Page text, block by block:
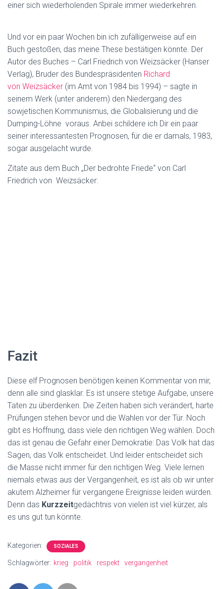
einer sich wiederholenden Spirale immer wiederkehren.
Und vor ein paar Wochen bin ich zufälligerweise auf ein
Buch gestoßen, das meine These bestätigen könnte. Der
Autor des Buches – Carl Friedrich von Weizsäcker (Hanser
Verlag), Bruder des Bundespräsidenten Richard
von Weizsäcker (im Amt von 1984 bis 1994) – sagte in
seinem Werk (unter anderem) den Niedergang des
sowjetischen Kommunismus, die Globalisierung und die
Dumping-Löhne voraus. Anbei schildere ich Dir ein paar
seiner interessantesten Prognosen, für die er damals, 1983,
sogar ausgelacht wurde.
Zitate aus dem Buch „Der bedrohte Friede“ von Carl
Friedrich von Weizsäcker:
Fazit
Diese elf Prognosen benötigen keinen Kommentar von mir,
denn alle sind glasklar. Es ist unsere stetige Aufgabe, unsere
Taten zu überdenken. Die Zeiten haben sich verändert, harte
Prüfungen stehen bevor und die Wahlen vor der Tür. Noch
gibt es Hoffnung, dass viele den richtigen Weg wählen. Doch
das ist genau die Gefahr einer Demokratie: Das Volk hat das
Sagen, das Volk entscheidet. Und leider entscheidet sich
die Masse nicht immer für den richtigen Weg. Viele lernen
niemals etwas aus der Vergangenheit, es ist als ob wir unter
akutem Alzheimer für vergangene Ereignisse leiden würden.
Denn das Kurzzeitgedächtnis von vielen ist viel kürzer, als
es uns gut tun könnte.
Kategorien: SOZIALES
Schlagwörter: krieg politik respekt vergangenheit